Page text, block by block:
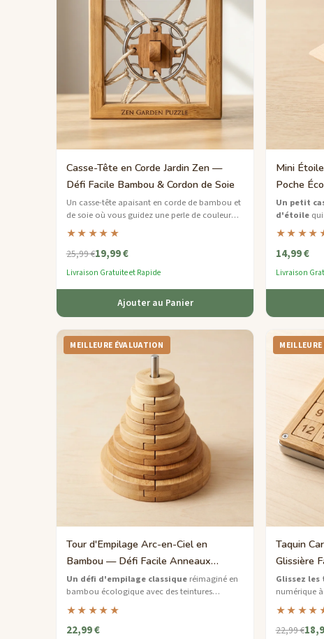
Casse-Tête en Corde Jardin Zen —
Défi Facile Bambou & Cordon de Soie
Un casse-tête apaisant en corde de bambou et
de soie où vous guidez une perle de couleur
jade à travers un labyrinthe paisible de boucles.
★★★★★
25,99 €19,99 €
Livraison Gratuite et Rapide
Ajouter au Panier
Mini
Poche
Un petit
d'étoilequi
défi mental
14,99 €
Livraison
MEILLEURE ÉVALUATION
Tour d'Empilage Arc-en-Ciel en
Bambou — Défi Facile Anneaux
Gradués
Un défi d'empilage classiqueréimaginé en
bambou écologique avec des teintures
naturelles arc-en-ciel — développez des
compétences logiques un anneau à la fois.
★★★★★
22,99 €
Taquin
Glissière
Glissez
numérique
écologique
en bambou
22,99 €